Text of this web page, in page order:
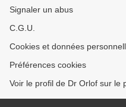
Signaler un abus
C.G.U.
Cookies et données
Préférences cookies
Voir le profil de Dr Orlof sur le